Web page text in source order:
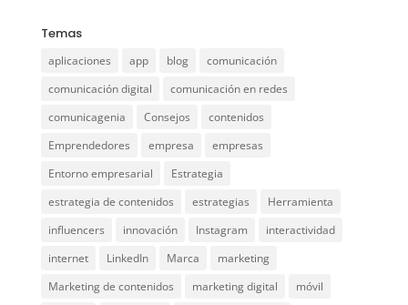
Temas
aplicaciones app blog
comunicación
comunicación digital
comunicación en redes
comunicagenia
Consejos
contenidos
Emprendedores
empresa
empresas
Entorno empresarial
Estrategia
estrategia de contenidos
estrategias
Herramienta
influencers
innovación Instagram
interactividad
internet
LinkedIn Marca
marketing
Marketing de contenidos
marketing digital
móvil